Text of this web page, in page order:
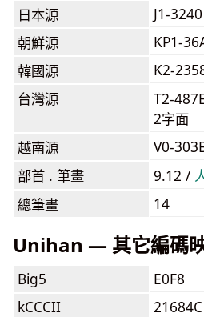
日本源
J1-
朝鮮源
KP1-
韓國源
K2-
台灣源
T2-
2字面
越南源
V0-
部首 . 筆畫
9.12 /
總筆畫
14
Unihan — 其它編碼
Big5
E0F8
kCCCII
21684C